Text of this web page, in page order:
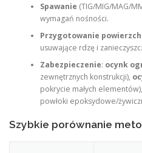
Spawanie (TIG/MIG/MAG/
wymagań nośności.
Przygotowanie
usuwające rdzę i
Zabezpieczenie: ocynk
zewnętrznych konstrukcji),
pokrycie małych elementów),
powłoki epoksydowe/
Szybkie porównanie